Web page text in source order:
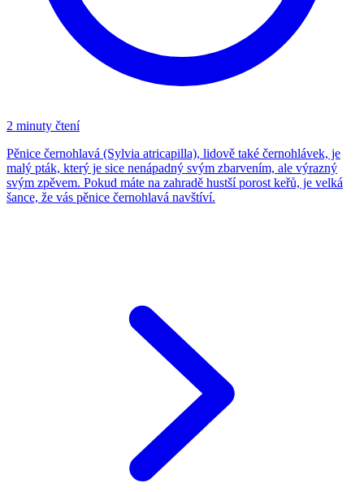
2 minuty čtení
Pěnice černohlavá (Sylvia atricapilla), lidově také černohlávek, je
malý pták, který je sice nenápadný svým zbarvením, ale výrazný
svým zpěvem. Pokud máte na zahradě hustší porost keřů, je velká
šance, že vás pěnice černohlavá navštíví.